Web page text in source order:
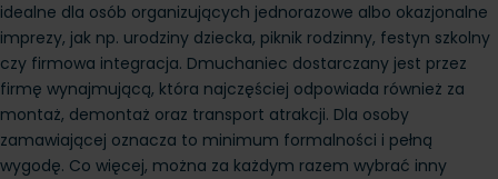
idealne dla osób organizujących jednorazowe albo okazjonalne
imprezy, jak np. urodziny dziecka, piknik rodzinny, festyn szkolny
czy firmowa integracja. Dmuchaniec dostarczany jest przez
firmę wynajmującą, która najczęściej odpowiada również za
montaż, demontaż oraz transport atrakcji. Dla osoby
zamawiającej oznacza to minimum formalności i pełną
wygodę. Co więcej, można za każdym razem wybrać inny